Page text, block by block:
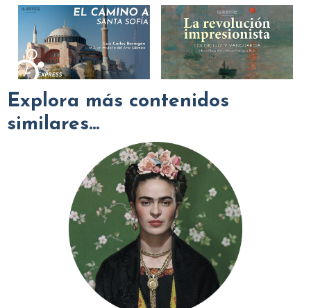
Explora más contenidos
similares...